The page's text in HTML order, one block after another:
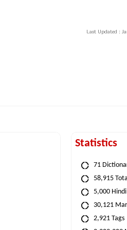
Last Updated :
Statistics
71
58,915
5,000
30,121
2,921 Tags